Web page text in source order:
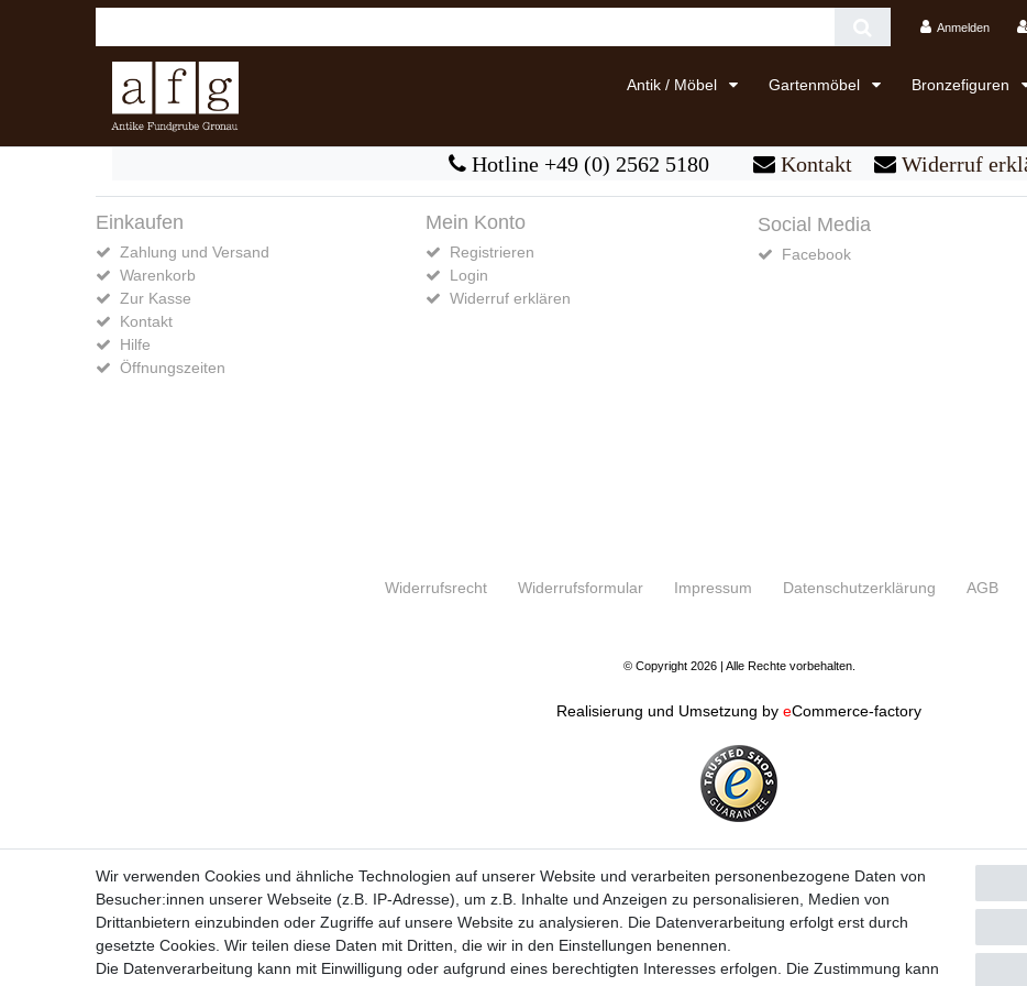
Anmelden
Antik / Möbel Gartenmöbel Bronzefiguren
Hotline +49 (0) 2562 5180 Kontakt Widerruf
Einkaufen
Zahlung und Versand
Warenkorb
Zur Kasse
Kontakt
Hilfe
Öffnungszeiten
Mein Konto
Registrieren
Login
Widerruf erklären
Social Media
Facebook
Widerrufs­recht Widerrufs­formular Impressum Daten­schutz­erklärung AGB
© Copyright 2026 | Alle Rechte vorbehalten.
Realisierung und Umsetzung by eCommerce-factory
Wir verwenden Cookies und ähnliche Technologien auf unserer Website und verarbeiten personenbezogene Daten von
Besucher:innen unserer Webseite (z.B. IP-Adresse), um z.B. Inhalte und Anzeigen zu personalisieren, Medien von
Drittanbietern einzubinden oder Zugriffe auf unsere Website zu analysieren. Die Datenverarbeitung erfolgt erst durch
gesetzte Cookies. Wir teilen diese Daten mit Dritten, die wir in den Einstellungen benennen.
Die Datenverarbeitung kann mit Einwilligung oder aufgrund eines berechtigten Interesses erfolgen. Die Zustimmung kann